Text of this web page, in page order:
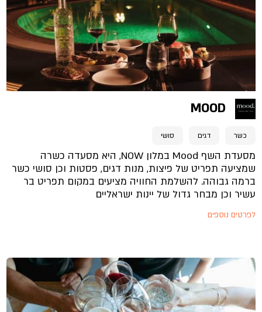
MOOD
כשר דגים סושי
מסעדת השף Mood במלון NOW, היא מסעדה כשרה
שמציעה תפריט של פיצות, מנות דגים, פסטות וכן סושי כשר
ברמה גבוהה. להשלמת החוויה מציעים במקום תפריט בר
עשיר וכן מבחר גדול של יינות ישראליים
לפרטים נוספים